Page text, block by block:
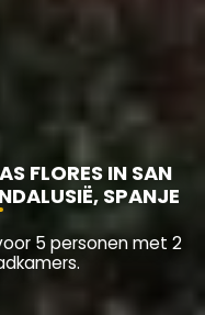
FLORES IN SAN
SPANJE
5 personen met 2